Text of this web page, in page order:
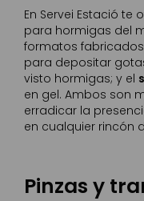
En Servei Estació
para hormigas del
formatos
para depositar
visto hormigas; y el
en gel. Ambos son
erradicar la
en cualquier rincón
Pinzas y